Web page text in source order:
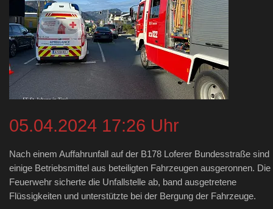
05.04.2024 17:26 Uhr
Nach einem Auffahrunfall auf der B178 Loferer Bundesstraße sind
einige Betriebsmittel aus beteiligten Fahrzeugen ausgeronnen. Die
Feuerwehr sicherte die Unfallstelle ab, band ausgetretene
Flüssigkeiten und unterstützte bei der Bergung der Fahrzeuge.